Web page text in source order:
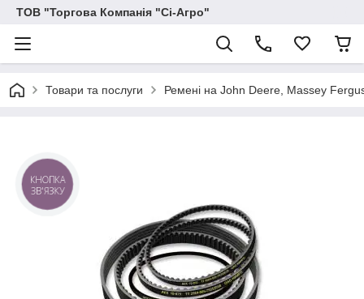
ТОВ "Торгова Компанія "Сі-Агро"
Товари та послуги Ремені на John Deere, Massey
КНОПКА
ЗВ'ЯЗКУ